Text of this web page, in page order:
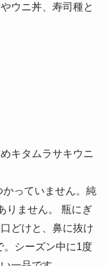
ウニ丼、寿司種と
キタムラサキウニ
かっていません。純
りません。 瓶にぎ
どけと、鼻に抜け
。シーズン中に1度